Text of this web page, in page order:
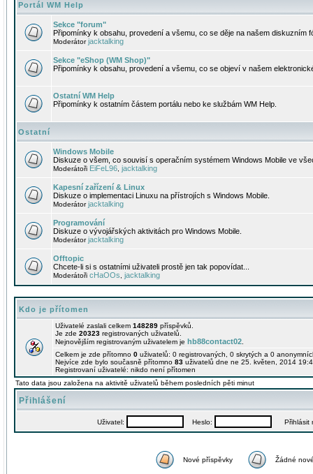
Portál WM Help
Sekce "forum"
Připomínky k obsahu, provedení a všemu, co se děje na našem diskuzním
Moderátorjacktalking
Sekce "eShop (WM Shop)"
Připomínky k obsahu, provedení a všemu, co se objeví v našem
Ostatní WM Help
Připomínky k ostatním částem portálu nebo ke službám WM Help.
Ostatní
Windows Mobile
Diskuze o všem, co souvisí s operačním systémem Windows Mobile ve
Moderátoři EiFeL96 jacktalking
Kapesní zařízení & Linux
Diskuze o implementaci Linuxu na přístrojích s Windows Mobile.
Moderátorjacktalking
Programování
Diskuze o vývojářských aktivitách pro Windows Mobile.
Moderátorjacktalking
Offtopic
Chcete-li si s ostatními uživateli prostě jen tak popovídat...
Moderátoři cHaOOs jacktalking
Kdo je přítomen
Uživatelé zaslali celkem 148289 příspěvků.
Je zde 20323 registrovaných uživatelů.
Nejnovějším registrovaným uživatelem je hb88contact02
Celkem je zde přítomno 0 uživatelů: 0 registrovaných, 0 skrytých a 0
Nejvíce zde bylo současně přítomno 83 uživatelů dne ne 25. květen, 2014
Registrovaní uživatelé: nikdo není přítomen
Tato data jsou založena na aktivitě uživatelů během posledních pěti minut
Přihlášení
Uživatel: Heslo: Přihlásit
Nové příspěvky Žádné